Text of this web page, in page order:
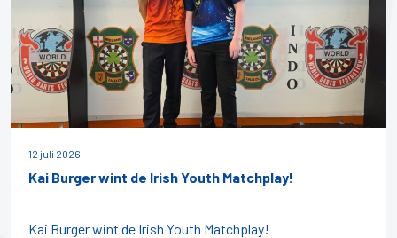
12 juli 2026
Kai Burger wint de Irish Youth Matchplay!
Kai Burger wint de Irish Youth Matchplay!